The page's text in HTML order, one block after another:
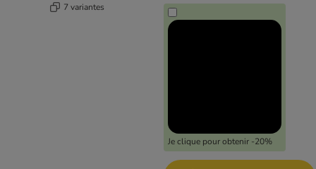
7 variantes
Je clique pour obtenir -20%